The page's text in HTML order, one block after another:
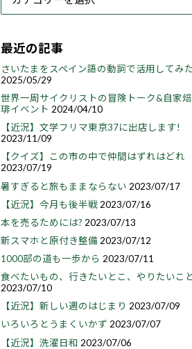
最近の記事
さいたまをスペイン語の動詞で活用してみ
2025/05/29
世界一周サイクリストの冒険トーク&自家
琲イベント 2024/04/10
【近況】文学フリマ東京37に出店します!
2023/11/09
【クイズ】この市の中で仲間はずれはどれ
2023/07/19
暑すぎると旅もままならない 2023/07/17
【近況】今月も後半戦 2023/07/16
本を売るためには? 2023/07/13
新スマホと原付き整備 2023/07/12
1000部の道も一歩から 2023/07/11
食べたいもの、行きたいとこ、やりたいこ
2023/07/10
【近況】新しい週のはじまり 2023/07/09
いろいろとうまくいかず 2023/07/07
【近況】洗濯日和 2023/07/06